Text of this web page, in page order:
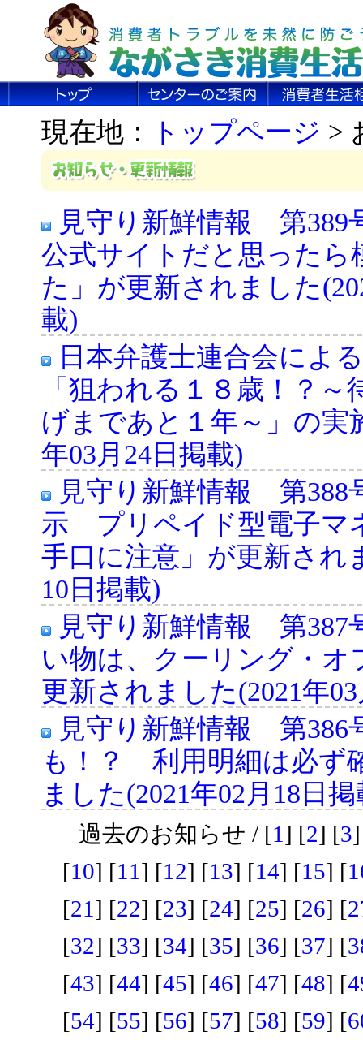
現在地： トップページ >
見守り新鮮情報 第
公式サイトだと思ったら
た」が更新されました
載)
日本弁護士連合会によ
「狙われる１８歳！？
げまであと１年～」の実
年03月24日掲載)
見守り新鮮情報 第
示 プリペイド型電子マ
手口に注意」が更新され
10日掲載)
見守り新鮮情報 第
い物は、クーリング・オ
更新されました(2021年
見守り新鮮情報 第
も！？ 利用明細は必ず
ました(2021年02月18日
過去のお知らせ / [1 ] [2] [3
[10] [11 ] [12] [13] [14] [15] [
[21 ] [22] [23] [24] [25] [26] [
[32] [33] [34] [35] [36] [37] [
[43] [44] [45] [46] [47] [48] [
[54] [55] [56] [57] [58] [59] [